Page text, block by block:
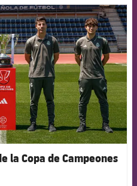
FCB Barcelona badge
la Copa de Campeones